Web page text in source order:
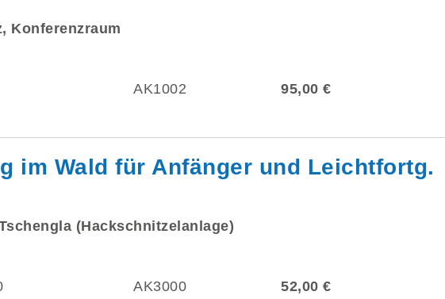
Konferenzraum
AK1002 95,00 €
im Wald für Anfänger und Leichtfortg.
(Hackschnitzelanlage)
AK3000 52,00 €